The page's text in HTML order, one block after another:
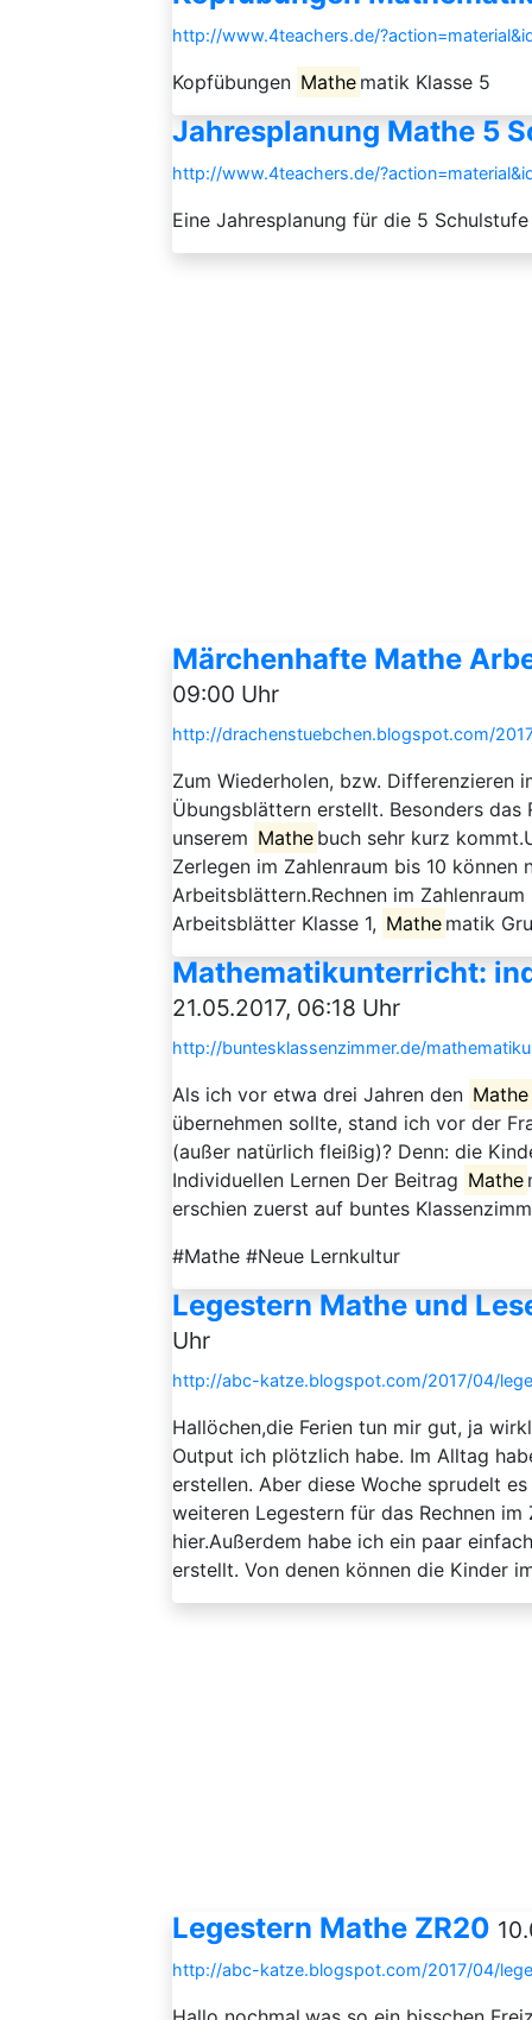
http://www.4teachers.de/
Kopfübungen Mathe matik Klasse 5
Jahresplanung Mathe 5
http://www.4teachers.de/
Eine Jahresplanung für die 5
Märchenhafte Mathe
09:00 Uhr
http://drachenstuebchen.blogspot.com/
Zum Wiederholen, bzw. Differenzieren
Übungsblättern erstellt. Besonders
unserem Mathe buch sehr kurz
Zerlegen im Zahlenraum bis 10
Arbeitsblättern.Rechnen im
Arbeitsblätter Klasse 1, Mathe matik
Mathematikunterricht:
21.05.2017, 06:18 Uhr
http://buntesklassenzimmer.de/
Als ich vor etwa drei Jahren den Mathe
übernehmen sollte, stand ich vor der
(außer natürlich fleißig)? Denn: die
Individuellen Lernen Der Beitrag Mathe
erschien zuerst auf buntes
#Mathe #Neue Lernkultur
Legestern Mathe und
Uhr
http://abc-katze.blogspot.com/2017/04/
Hallöchen,die Ferien tun mir gut, ja
Output ich plötzlich habe. Im Alltag
erstellen. Aber diese Woche sprudelt
weiteren Legestern für das Rechnen
hier.Außerdem habe ich ein paar
erstellt. Von denen können die Kinder
Legestern Mathe ZR20
http://abc-katze.blogspot.com/2017/04/